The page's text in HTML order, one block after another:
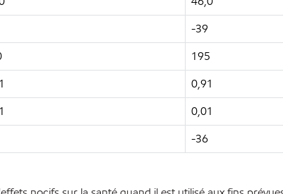
-39
195
0,91
0,01
-36